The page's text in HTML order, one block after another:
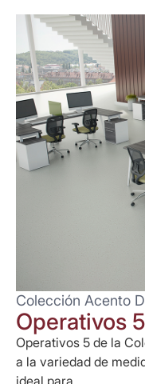
Colección Acento
Operativos 5
Operativos 5 de la
a la variedad de